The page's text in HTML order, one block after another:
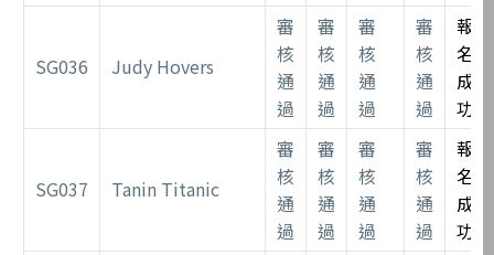
SG036 Judy Hovers
審
核
通
過
審
核
通
過
審
核
通
過
審
核
通
過
報
名
成
功
SG037 Tanin Titanic
審
核
通
過
審
核
通
過
審
核
通
過
審
核
通
過
報
名
成
功